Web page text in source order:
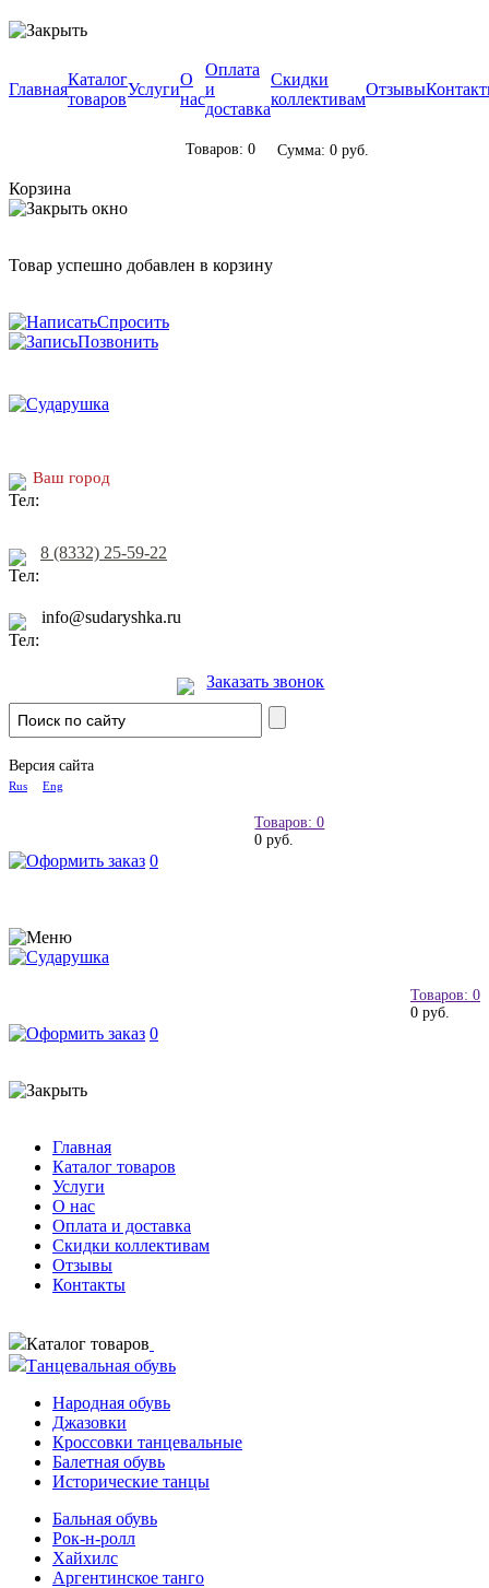
Главная
Каталог
товаров
Услуги
О
нас
Оплата
и
доставка
Скидки
коллективам
Отзывы
Товаров: 0 Сумма: 0 руб.
Корзина
Товар успешно добавлен в корзину
Спросить
Позвонить
Ваш город
8 (8332) 25-59-22
info@sudaryshka.ru
Заказать звонок
Версия сайта
Rus Eng
Товаров: 0
0 руб.
0
Товаров: 0
0 руб.
0
Главная
Каталог товаров
Услуги
О нас
Оплата и доставка
Скидки коллективам
Отзывы
Контакты
Каталог товаров
Танцевальная обувь
Народная обувь
Джазовки
Кроссовки танцевальные
Балетная обувь
Исторические танцы
Бальная обувь
Рок-н-ролл
Хайхилс
Аргентинское танго